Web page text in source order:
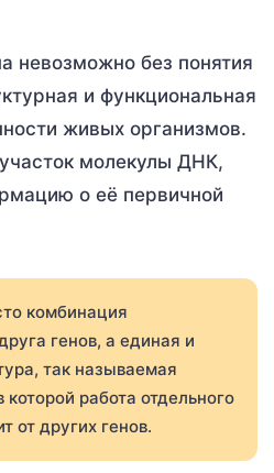
невозможно без понятия
и функциональная
живых организмов.
молекулы ДНК,
о её первичной
комбинация
генов, а единая и
так называемая
работа отдельного
от других генов.